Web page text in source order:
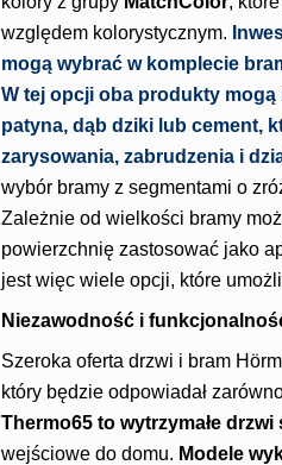
względem kolorystycznym.
mogą wybrać w komplecie
W tej opcji oba produkty
patyna, dąb dziki lub cement,
zarysowania, zabrudzenia i
wybór bramy z segmentami o
Zależnie od wielkości bramy
powierzchnię zastosować jako
jest więc wiele opcji, które
Niezawodność i
Szeroka oferta drzwi i bram
który będzie odpowiadał
Thermo65 to wytrzymałe drzwi
wejściowe do domu. Modele